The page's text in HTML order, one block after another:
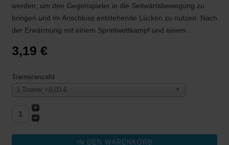
werden, um den Gegenspieler in die Seitwärtsbewegung zu
bringen und im Anschluss entstehende Lücken zu nutzen. Nach
der Erwärmung mit einem Sprintwettkampf und einem ...
3,19 €
Traineranzahl
1 Trainer +0,00 €